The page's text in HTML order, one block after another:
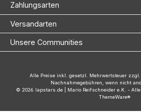
Zahlungsarten
Versandarten
Unsere Communities
Alle Preise inkl. gesetzl. Mehrwertsteuer zzgl.
Nachnahmegebühren, wenn nicht
© 2026 lapstars.de | Mario Reifschneider e.K. - Alle
ThemeWare®